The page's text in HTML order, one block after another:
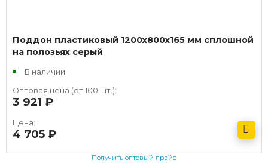
Поддон пластиковый 1200х800х165 мм сплошной
на полозьях серый
В наличии
Оптовая цена (от 100 шт.):
3 921
Цена:
4 705
Получить оптовый прайс